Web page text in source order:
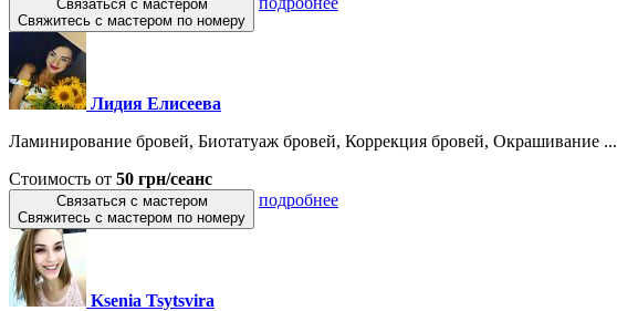
Связаться с мастером
Свяжитесь с мастером по номеру
Лидия Елисеева
Ламинирование бровей, Биотатуаж бровей, Коррекция бровей, Окрашивание ...
Стоимость от 50 грн/сеанс
Связаться с мастером
Свяжитесь с мастером по номеру
подробнее
Ksenia Tsytsvira